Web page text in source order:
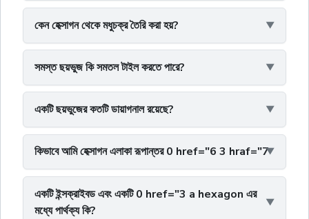
কেন হেক্সাগন থেকে মধুচক্র তৈরি করা হয়?
সমস্ত ছয়ভুজ কি সমতল টাইল করতে পারে?
একটি ছয়ভুজের কতটি ডায়াগনাল রয়েছে?
কিভাবে আমি হেক্সাগন এলাকা রূপান্তর 0 href="6 3 hraf="7
একটি ইন্সক্রাইবড এবং একটি 0 href="3 a hexagon এর
মধ্যে পার্থক্য কি?